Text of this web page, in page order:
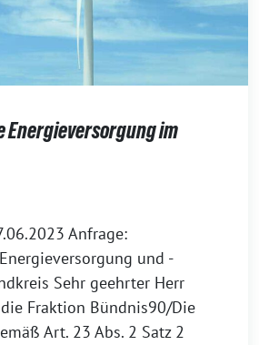
Energieversorgung im
Anfrage:
und -
Sehr geehrter Herr
Fraktion Bündnis90/Die
Art. 23 Abs. 2 Satz 2